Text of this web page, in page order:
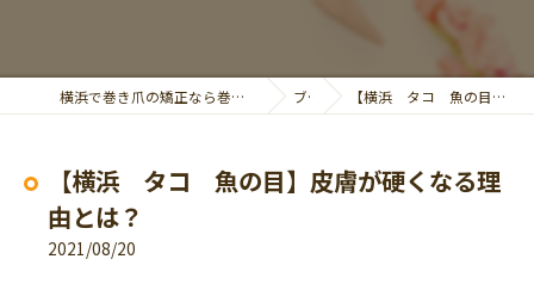
横浜で巻き爪の矯正なら巻き爪矯正専門院 横浜巻き爪センター ブログ 【横浜 タコ 魚の目】皮膚が硬くなる理由とは？
【横浜 タコ 魚の目】皮膚が硬くなる理
由とは？
2021/08/20